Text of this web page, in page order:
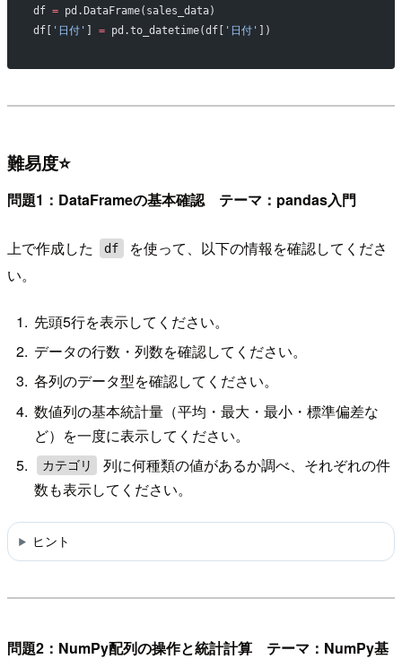
df = pd.DataFrame(sales_data)
df[
'日付' = pd.to_datetime(df[ '日付' ])
難易度⭐
問題1：DataFrameの基本確認 テーマ：pandas入門
上で作成した df
を使って、以下の情報を確認してくださ
い。
先頭5行を表示してください。
データの行数・列数を確認してください。
各列のデータ型を確認してください。
数値列の基本統計量（平均・最大・最小・標準偏差な
ど）を一度に表示してください。
カテゴリ
列に何種類の値があるか調べ、それぞれの件
数も表示してください。
ヒント
問題2：NumPy配列の操作と統計計算 テーマ：NumPy基